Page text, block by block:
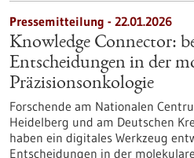
Pressemitteilung - 22.01.2026
Knowledge Connector:
Entscheidungen in der
Präzisionsonkologie
Forschende am Nationalen
Heidelberg und am Deutschen
haben ein digitales Werkzeug
Entscheidungen in der